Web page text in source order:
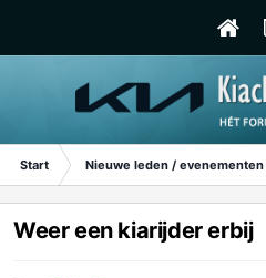
Start Nieuwe leden / evenementen
Weer een kiarijder erbij